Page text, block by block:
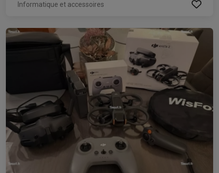
Informatique et accessoires